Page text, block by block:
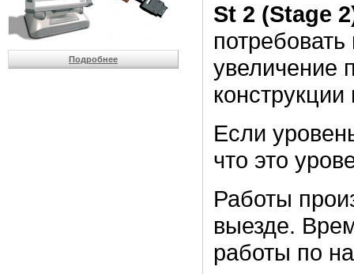
Подробнее
St 2 (Stage
увеличение
Если
что это
Работы
выезде.
работы по